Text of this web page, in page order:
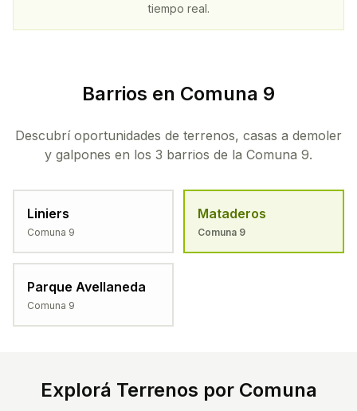
tiempo real.
Barrios en Comuna 9
Descubrí oportunidades de terrenos, casas a demoler
y galpones en los 3 barrios de la Comuna 9.
Liniers
Comuna 9
Mataderos
Comuna 9
Parque Avellaneda
Comuna 9
Explorá Terrenos por Comuna